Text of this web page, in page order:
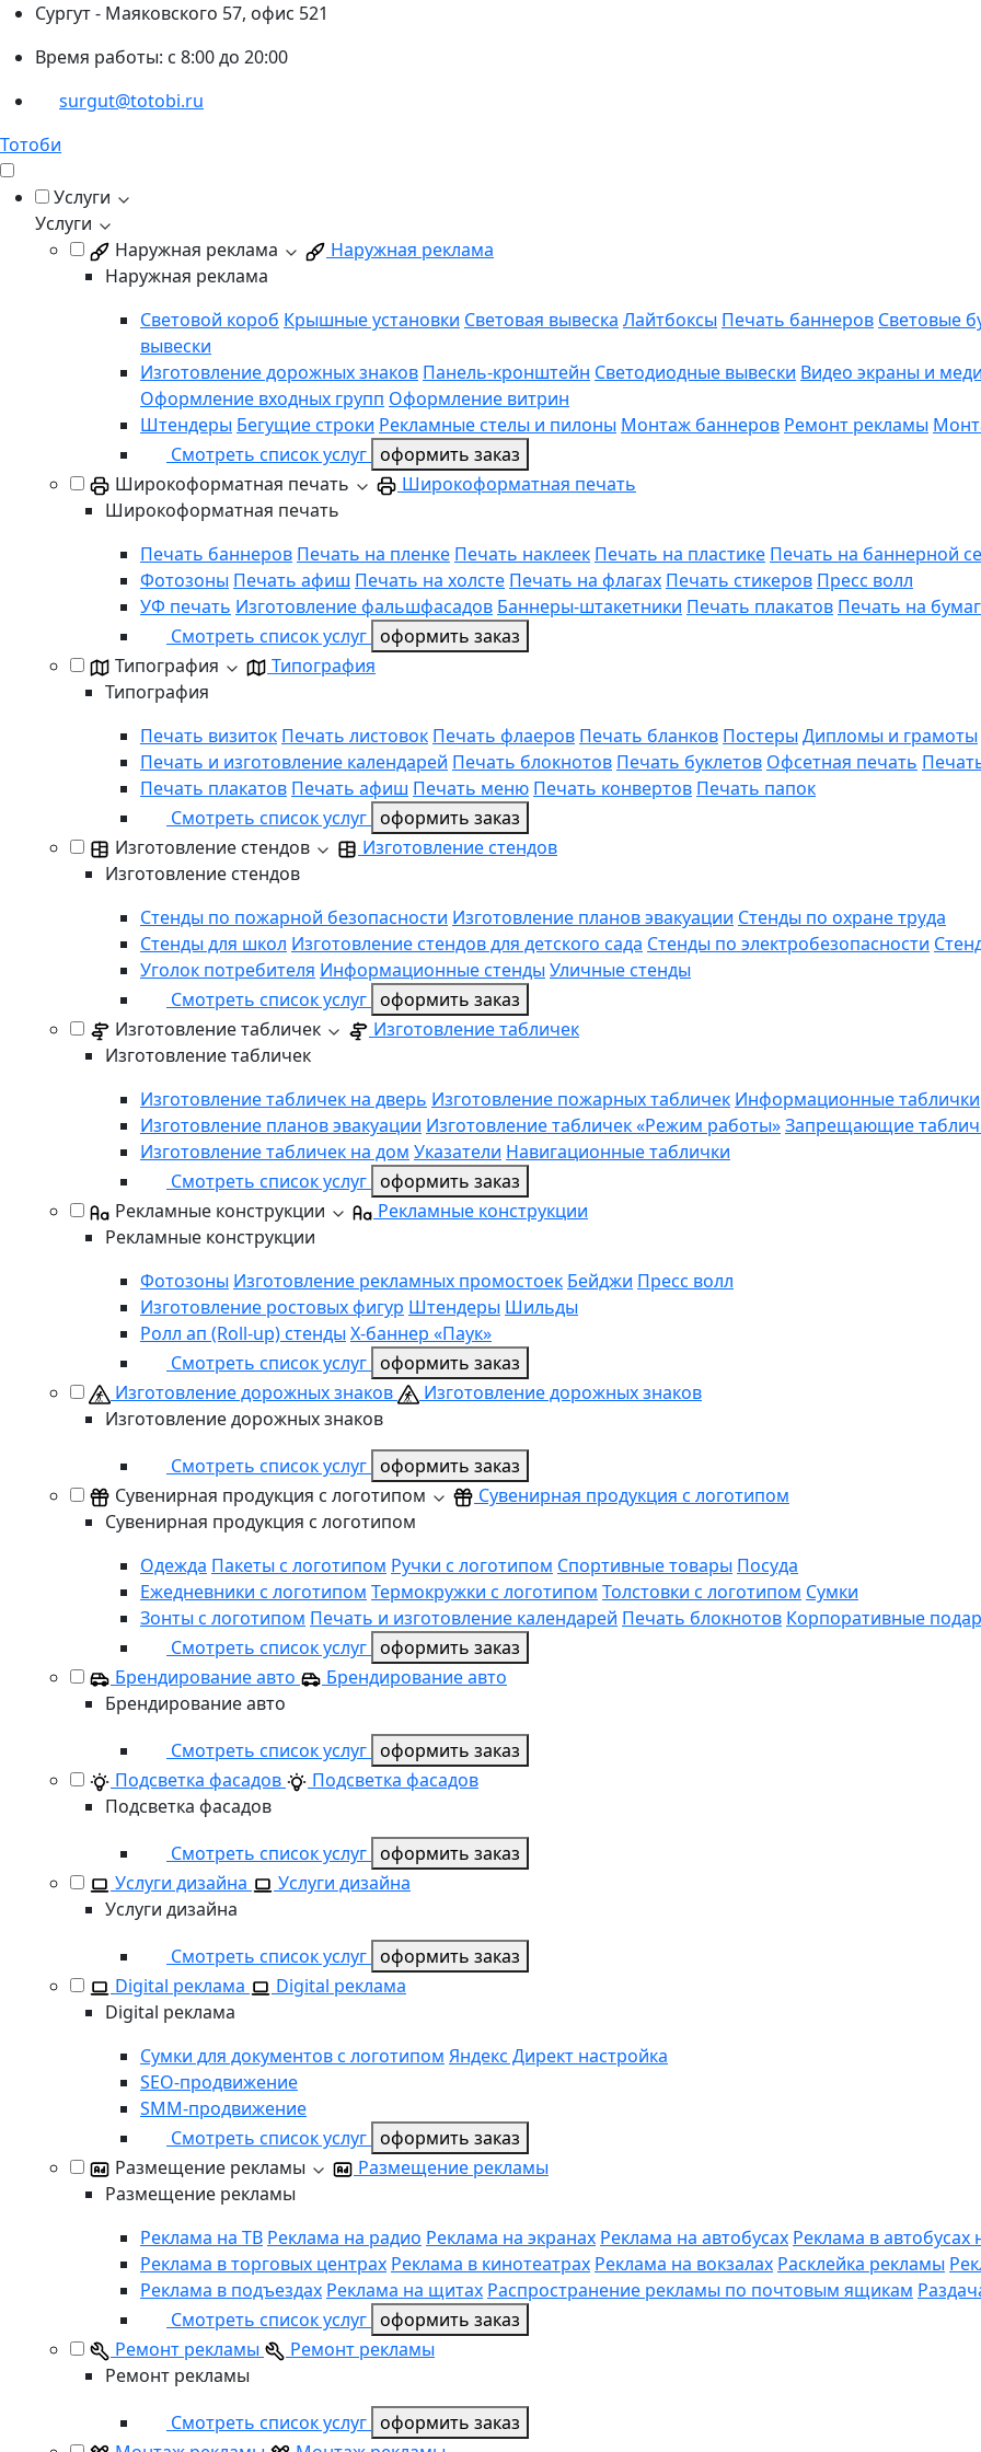
Сургут - Маяковского 57, офис 521
Время работы: с 8:00 до 20:00
surgut@totobi.ru
Тотоби
Услуги
Услуги
Наружная реклама
Наружная реклама
Наружная реклама
Световой короб Крышные установки Световая вывеска Лайтбоксы Печать баннеров Световые
вывески
Изготовление дорожных знаков Панель-кронштейн Светодиодные вывески Видео экраны и
Оформление входных групп Оформление витрин
Штендеры Бегущие строки Рекламные стелы и пилоны Монтаж баннеров Ремонт рекламы
Смотреть список услуг оформить заказ
Широкоформатная печать
Широкоформатная печать
Широкоформатная печать
Печать баннеров Печать на пленке Печать наклеек Печать на пластике Печать на баннерной
Фотозоны Печать афиш Печать на холсте Печать на флагах Печать стикеров Пресс волл
УФ печать Изготовление фальшфасадов Баннеры-штакетники Печать плакатов Печать на
Смотреть список услуг оформить заказ
Типография
Типография
Типография
Печать визиток Печать листовок Печать флаеров Печать бланков Постеры Дипломы и грамоты
Печать и изготовление календарей Печать блокнотов Печать буклетов Офсетная печать
Печать плакатов Печать афиш Печать меню Печать конвертов Печать папок
Смотреть список услуг оформить заказ
Изготовление стендов
Изготовление стендов
Изготовление стендов
Стенды по пожарной безопасности Изготовление планов эвакуации Стенды по охране труда
Стенды для школ Изготовление стендов для детского сада Стенды по электробезопасности
Уголок потребителя Информационные стенды Уличные стенды
Смотреть список услуг оформить заказ
Изготовление табличек
Изготовление табличек
Изготовление табличек
Изготовление табличек на дверь Изготовление пожарных табличек Информационные таблички
Изготовление планов эвакуации Изготовление табличек «Режим работы»Запрещающие
Изготовление табличек на дом Указатели Навигационные таблички
Смотреть список услуг оформить заказ
Рекламные конструкции
Рекламные конструкции
Рекламные конструкции
Фотозоны Изготовление рекламных промостоек Бейджи Пресс волл
Изготовление ростовых фигур Штендеры Шильды
Ролл ап (Roll-up) стенды Х-баннер «Паук»
Смотреть список услуг оформить заказ
Изготовление дорожных знаков
Изготовление дорожных знаков
Изготовление дорожных знаков
Смотреть список услуг оформить заказ
Сувенирная продукция с логотипом
Сувенирная продукция с логотипом
Сувенирная продукция с логотипом
Одежда Пакеты с логотипом Ручки с логотипом Спортивные товары Посуда
Ежедневники с логотипом Термокружки с логотипом Толстовки с логотипом Сумки
Зонты с логотипом Печать и изготовление календарей Печать блокнотов Корпоративные
Смотреть список услуг оформить заказ
Брендирование авто
Брендирование авто
Брендирование авто
Смотреть список услуг оформить заказ
Подсветка фасадов
Подсветка фасадов
Подсветка фасадов
Смотреть список услуг оформить заказ
Услуги дизайна
Услуги дизайна
Услуги дизайна
Смотреть список услуг оформить заказ
Digital реклама
Digital реклама
Digital реклама
Сумки для документов с логотипом Яндекс Директ настройка
SEO-продвижение
SММ-продвижение
Смотреть список услуг оформить заказ
Размещение рекламы
Размещение рекламы
Размещение рекламы
Реклама на ТВ Реклама на радио Реклама на экранах Реклама на автобусах Реклама в
Реклама в торговых центрах Реклама в кинотеатрах Реклама на вокзалах Расклейка рекламы
Реклама в подъездах Реклама на щитах Распространение рекламы по почтовым ящикам
Смотреть список услуг оформить заказ
Ремонт рекламы
Ремонт рекламы
Ремонт рекламы
Смотреть список услуг оформить заказ